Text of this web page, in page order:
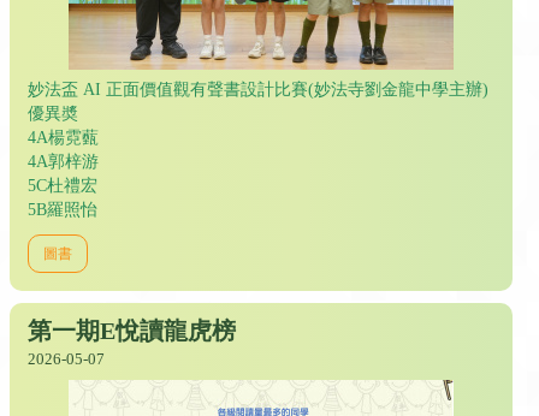
妙法盃 AI 正面價值觀有聲書設計比賽(妙法寺劉金龍中學主辦)
優異奬
4A楊霓薽
4A郭梓游
5C杜禮宏
5B羅照怡
圖書
第一期E悅讀龍虎榜
2026-05-07